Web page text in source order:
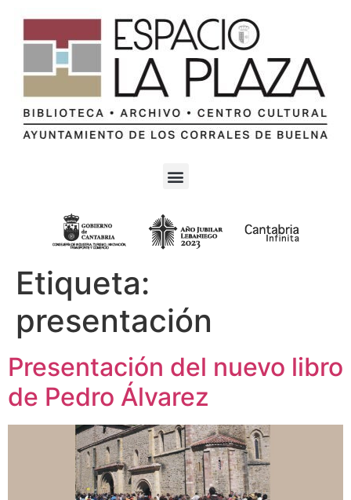
Etiqueta:
presentación
Presentación del nuevo libro
de Pedro Álvarez